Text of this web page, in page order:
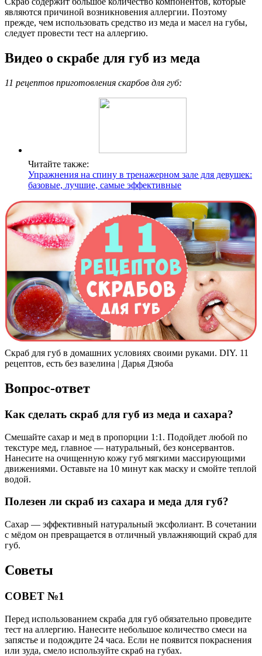
являются причиной возникновения аллергии. Поэтому
прежде, чем использовать средство из меда и масел на губы,
следует провести тест на аллергию.
Видео о скрабе для губ из меда
11 рецептов приготовления скарбов для губ:
Читайте также:
Упражнения на спину в тренажерном зале для девушек:
базовые, лучшие, самые эффективные
Скраб для губ в домашних условиях своими руками. DIY. 11
рецептов, есть без вазелина | Дарья Дзюба
Вопрос-ответ
Как сделать скраб для губ из меда и сахара?
Смешайте сахар и мед в пропорции 1:1. Подойдет любой по
текстуре мед, главное — натуральный, без консервантов.
Нанесите на очищенную кожу губ мягкими массирующими
движениями. Оставьте на 10 минут как маску и смойте теплой
водой.
Полезен ли скраб из сахара и меда для губ?
Сахар — эффективный натуральный эксфолиант. В сочетании
с мёдом он превращается в отличный увлажняющий скраб для
губ.
Советы
СОВЕТ №1
Перед использованием скраба для губ обязательно проведите
тест на аллергию. Нанесите небольшое количество смеси на
запястье и подождите 24 часа. Если не появится покраснения
или зуда, смело используйте скраб на губах.